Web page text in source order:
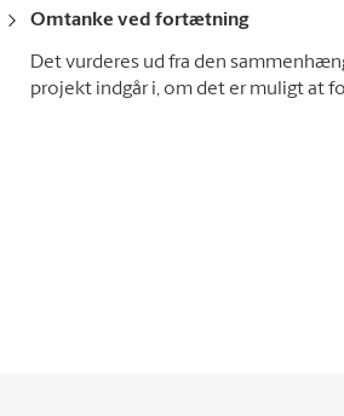
Omtanke ved fortætning
Det vurderes ud fra den
projekt indgår i, om det er muligt at